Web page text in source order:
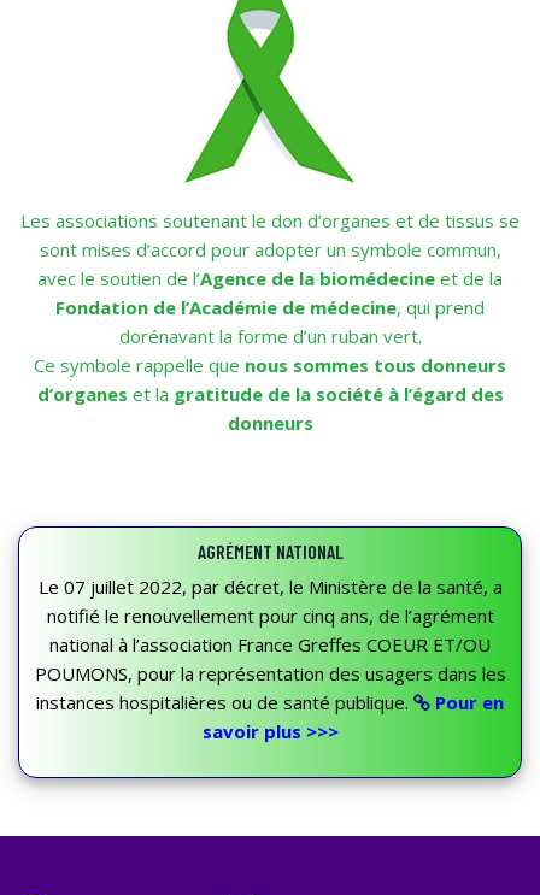
Les associations soutenant le don d’organes et de tissus se
sont mises d’accord pour adopter un symbole commun,
avec le soutien de l’Agence de la biomédecine et de la
Fondation de l’Académie de médecine, qui prend
dorénavant la forme d’un ruban vert.
Ce symbole rappelle que nous sommes tous donneurs
d’organes et la gratitude de la société à l’égard des
donneurs
AGRÉMENT NATIONAL
Le 07 juillet 2022, par décret, le Ministère de la santé, a
notifié le renouvellement pour cinq ans, de l’agrément
national à l’association France Greffes COEUR ET/OU
POUMONS, pour la représentation des usagers dans les
instances hospitalières ou de santé publique.
Pour en
savoir plus >>>